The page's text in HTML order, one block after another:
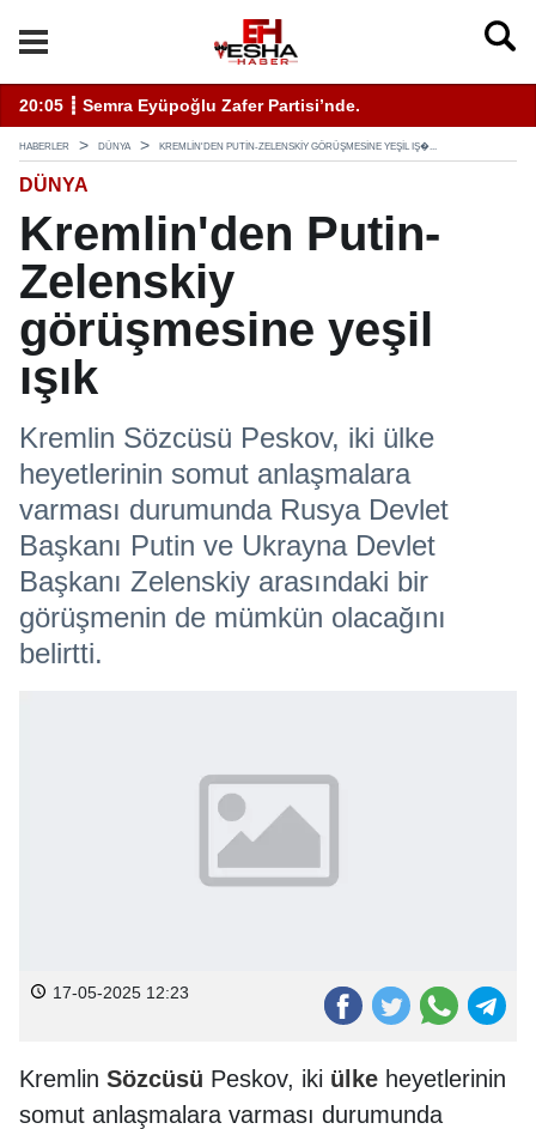
11:19 ┋ ÇEVSADER Eskişehir İl Başkanı Sinem
HABERLER DÜNYA KREMLIN'DEN PUTIN-ZELENSKIY GÖRÜŞMESINE YEŞIL IŞ�...
DÜNYA
Kremlin'den Putin-
Zelenskiy
görüşmesine yeşil
ışık
Kremlin Sözcüsü Peskov, iki ülke
heyetlerinin somut anlaşmalara
varması durumunda Rusya Devlet
Başkanı Putin ve Ukrayna Devlet
Başkanı Zelenskiy arasındaki bir
görüşmenin de mümkün olacağını
belirtti.
17-05-2025 12:23
Kremlin Sözcüsü Peskov, iki ülke heyetlerinin
somut anlaşmalara varması durumunda